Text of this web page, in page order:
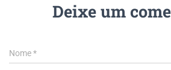
Deixe um
Nome*